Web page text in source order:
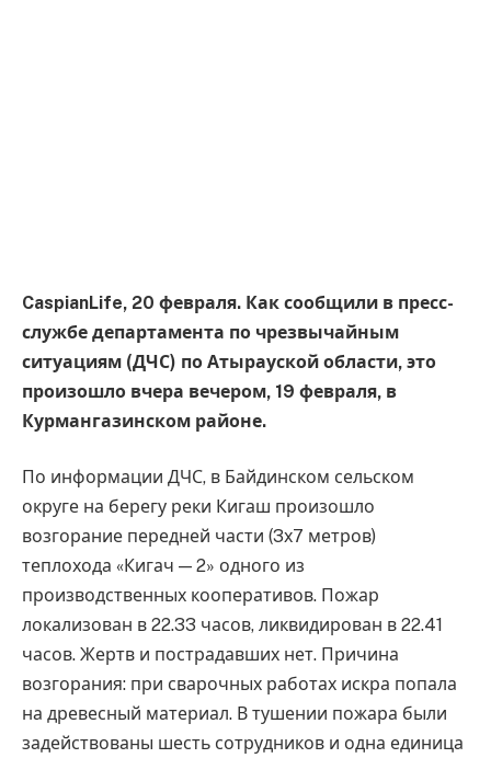
CaspianLife, 20 февраля. Как сообщили в пресс-
службе департамента по чрезвычайным
ситуациям (ДЧС) по Атырауской области, это
произошло вчера вечером, 19 февраля, в
Курмангазинском районе.
По информации ДЧС, в Байдинском сельском
округе на берегу реки Кигаш произошло
возгорание передней части (3х7 метров)
теплохода «Кигач — 2» одного из
производственных кооперативов. Пожар
локализован в 22.33 часов, ликвидирован в 22.41
часов. Жертв и пострадавших нет. Причина
возгорания: при сварочных работах искра попала
на древесный материал. В тушении пожара были
задействованы шесть сотрудников и одна единица